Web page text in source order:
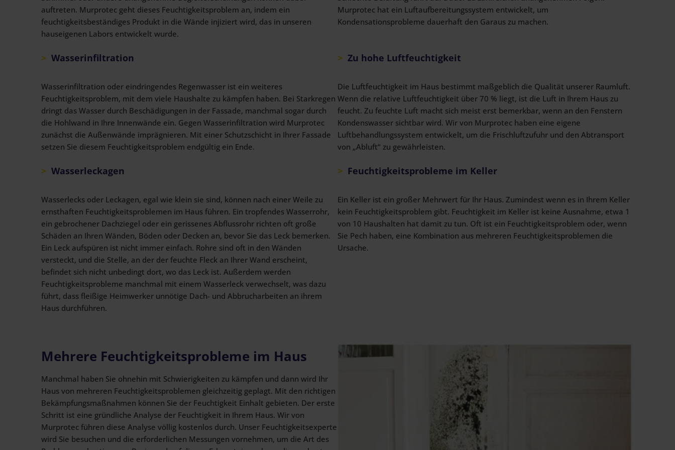
auftreten. Murprotec geht dieses Feuchtigkeitsproblem an, indem ein
feuchtigkeitsbeständiges Produkt in die Wände injiziert wird, das in unseren
hauseigenen Labors entwickelt wurde.
Murprotec hat ein Luftaufbereitungssystem entwickelt, um
Kondensationsprobleme dauerhaft den Garaus zu machen.
Wasserinfiltration
Wasserinfiltration oder eindringendes Regenwasser ist ein weiteres
Feuchtigkeitsproblem, mit dem viele Haushalte zu kämpfen haben. Bei Starkregen
dringt das Wasser durch Beschädigungen in der Fassade, manchmal sogar durch
die Hohlwand in Ihre Innenwände ein. Gegen Wasserinfiltration wird Murprotec
zunächst die Außenwände imprägnieren. Mit einer Schutzschicht in Ihrer Fassade
setzen Sie diesem Feuchtigkeitsproblem endgültig ein Ende.
Zu hohe Luftfeuchtigkeit
Die Luftfeuchtigkeit im Haus bestimmt maßgeblich die Qualität unserer Raumluft.
Wenn die relative Luftfeuchtigkeit über 70 % liegt, ist die Luft in Ihrem Haus zu
feucht. Zu feuchte Luft macht sich meist erst bemerkbar, wenn an den Fenstern
Kondenswasser sichtbar wird. Wir von Murprotec haben eine eigene
Luftbehandlungssystem entwickelt, um die Frischluftzufuhr und den Abtransport
von „Abluft“ zu gewährleisten.
Wasserleckagen
Wasserlecks oder Leckagen, egal wie klein sie sind, können nach einer Weile zu
ernsthaften Feuchtigkeitsproblemen im Haus führen. Ein tropfendes Wasserrohr,
ein gebrochener Dachziegel oder ein gerissenes Abflussrohr richten oft große
Schäden an Ihren Wänden, Böden oder Decken an, bevor Sie das Leck bemerken.
Ein Leck aufspüren ist nicht immer einfach. Rohre sind oft in den Wänden
versteckt, und die Stelle, an der der feuchte Fleck an Ihrer Wand erscheint,
befindet sich nicht unbedingt dort, wo das Leck ist. Außerdem werden
Feuchtigkeitsprobleme manchmal mit einem Wasserleck verwechselt, was dazu
führt, dass fleißige Heimwerker unnötige Dach- und Abbrucharbeiten an ihrem
Haus durchführen.
Feuchtigkeitsprobleme im Keller
Ein Keller ist ein großer Mehrwert für Ihr Haus. Zumindest wenn es in Ihrem Keller
kein Feuchtigkeitsproblem gibt. Feuchtigkeit im Keller ist keine Ausnahme, etwa 1
von 10 Haushalten hat damit zu tun. Oft ist ein Feuchtigkeitsproblem oder, wenn
Sie Pech haben, eine Kombination aus mehreren Feuchtigkeitsproblemen die
Ursache.
Mehrere Feuchtigkeitsprobleme im Haus
Manchmal haben Sie ohnehin mit Schwierigkeiten zu kämpfen und dann wird Ihr
Haus von mehreren Feuchtigkeitsproblemen gleichzeitig geplagt. Mit den richtigen
Bekämpfungsmaßnahmen können Sie der Feuchtigkeit Einhalt gebieten. Der erste
Schritt ist eine gründliche Analyse der Feuchtigkeit in Ihrem Haus. Wir von
Murprotec führen diese Analyse völlig kostenlos durch. Unser Feuchtigkeitsexperte
wird Sie besuchen und die erforderlichen Messungen vornehmen, um die Art des